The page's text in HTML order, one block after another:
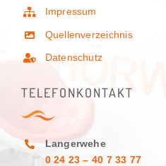
Impressum
Quellenverzeichnis
Datenschutz
TELEFONKONTAKT
Langerwehe
0 24 23 – 40 7 33 77